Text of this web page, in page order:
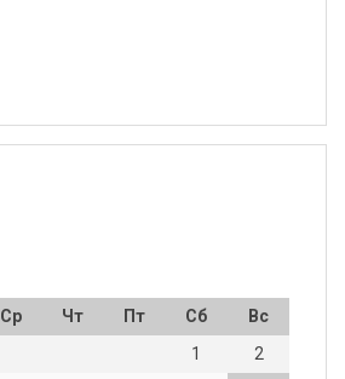
Ср Чт Пт Сб
Вс
1
2